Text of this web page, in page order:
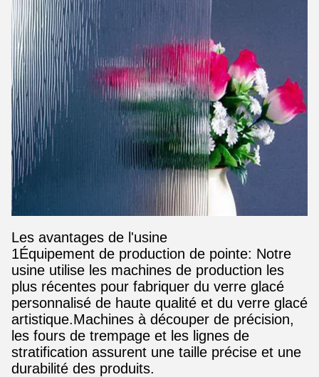
Les avantages de l'usine
1Équipement de production de pointe: Notre
usine utilise les machines de production les
plus récentes pour fabriquer du verre glacé
personnalisé de haute qualité et du verre glacé
artistique.Machines à découper de précision,
les fours de trempage et les lignes de
stratification assurent une taille précise et une
durabilité des produits.